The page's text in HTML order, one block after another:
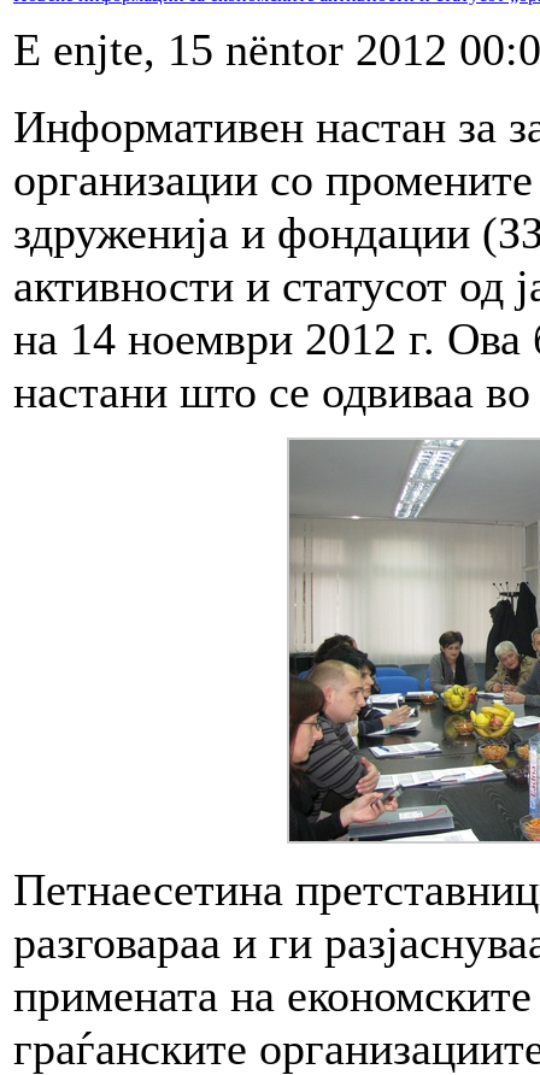
E enjte, 15 nëntor 2012
Информативен настан за
организации со
здруженија и фондации
активности и статусот од
на 14 ноември 2012 г. Ова
настани што се одвиваа
Петнаесетина
разговараа и ги
примената на
граѓанските